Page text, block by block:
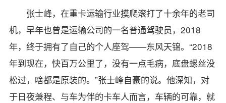
张士峰，在重卡运输行业摸爬滚打了十余年的老司
机，早年也曾是运输公司的一名普通驾驶员，2018
年，终于拥有了自己的个人座驾——东风天锦。“2018
年到现在，快百万公里了，没有一点毛病，底盘螺丝没
松过，啥都是原装的。”张士峰自豪的说。他深知，对
于日夜兼程、与车为伴的卡车人而言，车辆的可靠，就